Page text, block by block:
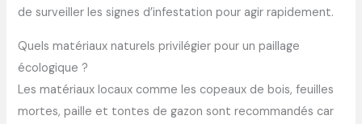
de surveiller les signes d’infestation pour agir rapidement.
Quels matériaux naturels privilégier pour un paillage
écologique ?
Les matériaux locaux comme les copeaux de bois, feuilles
mortes, paille et tontes de gazon sont recommandés car